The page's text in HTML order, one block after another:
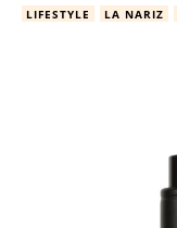
LIFESTYLE LA NARIZ